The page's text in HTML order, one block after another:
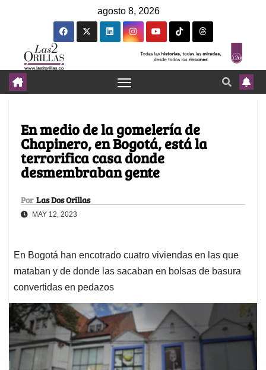
agosto 8, 2026
En medio de la gomelería de
Chapinero, en Bogotá, está la
terrorifica casa donde
desmembraban gente
Por Las Dos Orillas
MAY 12, 2023
En Bogotá han encotrado cuatro viviendas en las que
mataban y de donde las sacaban en bolsas de basura
convertidas en pedazos